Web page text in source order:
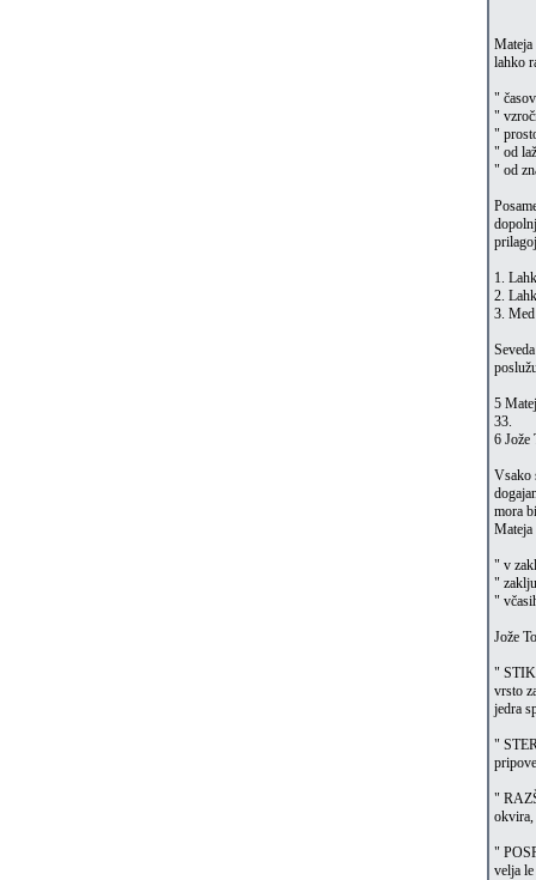
Mateja
lahko
"
"
"
" od
" od
1.
2.
3. Med
5
33.
6 Jože
Vsako
mora
" v
"
"
Jože
" STIK
vrsto
jedra
"
"
okvira,
"
velja